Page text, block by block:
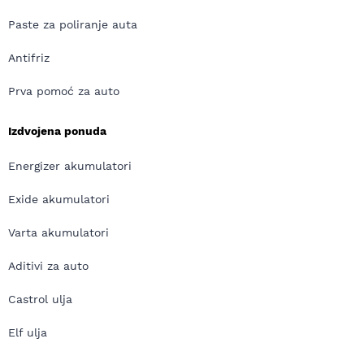
Paste za poliranje auta
Antifriz
Prva pomoć za auto
Izdvojena ponuda
Energizer akumulatori
Exide akumulatori
Varta akumulatori
Aditivi za auto
Castrol ulja
Elf ulja